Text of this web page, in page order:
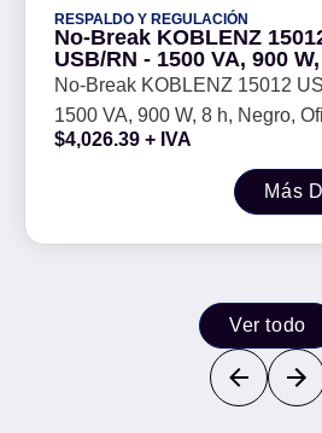
RESPALDO Y REGULACIÓN
No-Break KOBLENZ
USB/RN - 1500 VA, 900
Negro, Oficina
No-Break KOBLENZ 15012
1500 VA, 900 W, 8 h, Negro,
$4,026.39 + IVA
Más
Ver todo